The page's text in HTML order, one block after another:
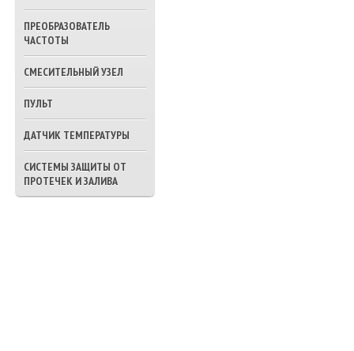
ПРЕОБРАЗОВАТЕЛЬ
ЧАСТОТЫ
СМЕСИТЕЛЬНЫЙ УЗЕЛ
ПУЛЬТ
ДАТЧИК ТЕМПЕРАТУРЫ
СИСТЕМЫ ЗАЩИТЫ ОТ
ПРОТЕЧЕК И ЗАЛИВА